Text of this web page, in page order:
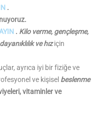
.
. Kilo verme, gençleşme,
ve hıziçin
ayrıca iyi bir fiziğe ve
ve kişisel beslenme
vitaminler ve